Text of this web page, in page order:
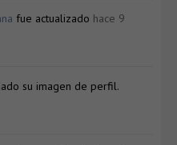
fue actualizado hace 9
su imagen de perfil.